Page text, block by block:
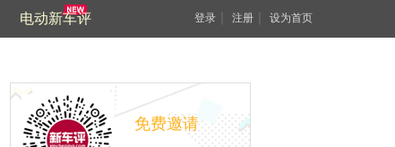
电动新车评 登录 注册 设为首页
免费邀请